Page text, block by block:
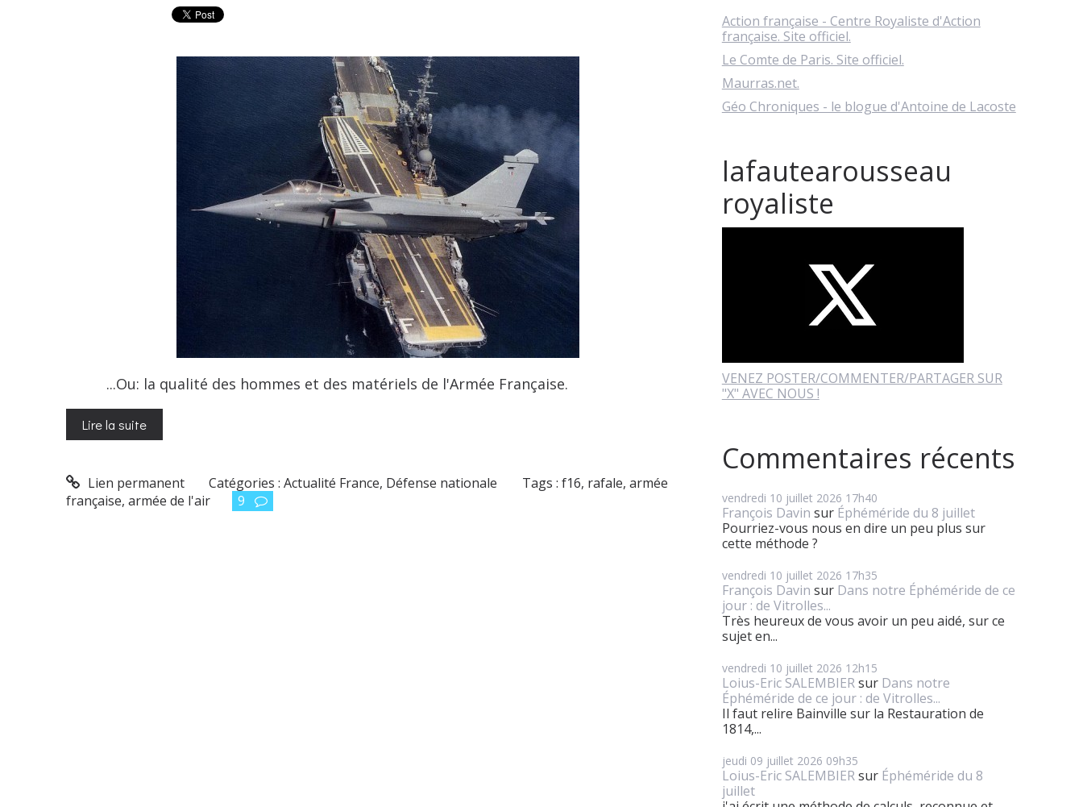
...Ou: la qualité des hommes et des matériels de l'Armée Française.
Lire la suite
Lien permanent Catégories :Actualité France, Défense nationale Tags :f16, rafale,armée
française, armée de l'air 9
Action française - Centre Royaliste d'Action
française. Site officiel.
Le Comte de Paris. Site officiel.
Maurras.net.
Géo Chroniques - le blogue d'Antoine de Lacoste
lafautearousseau
royaliste
VENEZ POSTER/COMMENTER/PARTAGER SUR
"X" AVEC NOUS !
Commentaires récents
vendredi 10 juillet 2026 17h40
François Davin sur Éphéméride du 8 juillet
Pourriez-vous nous en dire un peu plus sur
cette méthode ?
vendredi 10 juillet 2026 17h35
François Davin sur Dans notre Éphéméride de ce
jour : de Vitrolles...
Très heureux de vous avoir un peu aidé, sur ce
sujet en...
vendredi 10 juillet 2026 12h15
Loius-Eric SALEMBIERsur Dans notre
Éphéméride de ce jour : de Vitrolles...
Il faut relire Bainville sur la Restauration de
1814,...
jeudi 09 juillet 2026 09h35
Loius-Eric SALEMBIERsur Éphéméride du 8
juillet